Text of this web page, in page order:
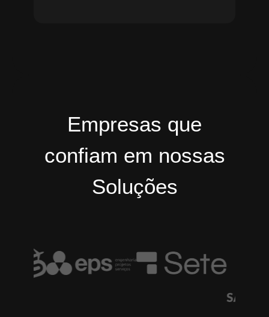
Empresas que
confiam em nossas
Soluções